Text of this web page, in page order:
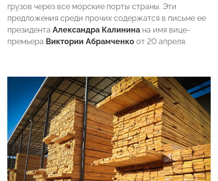
грузов через все морские порты страны. Эти
предложения среди прочих содержатся в письме ее
президента Александра Калинина на имя вице-
премьера Виктории Абрамченко от 20 апреля.